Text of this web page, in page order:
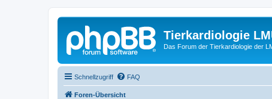
Tierkardiologie
Das Forum der Tierkardiologie der
Schnellzugriff FAQ
Foren-Übersicht